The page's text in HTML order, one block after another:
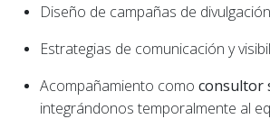
Diseño de campañas de
Estrategias de comunicación y
Acompañamiento como consultor
integrándonos temporalmente al